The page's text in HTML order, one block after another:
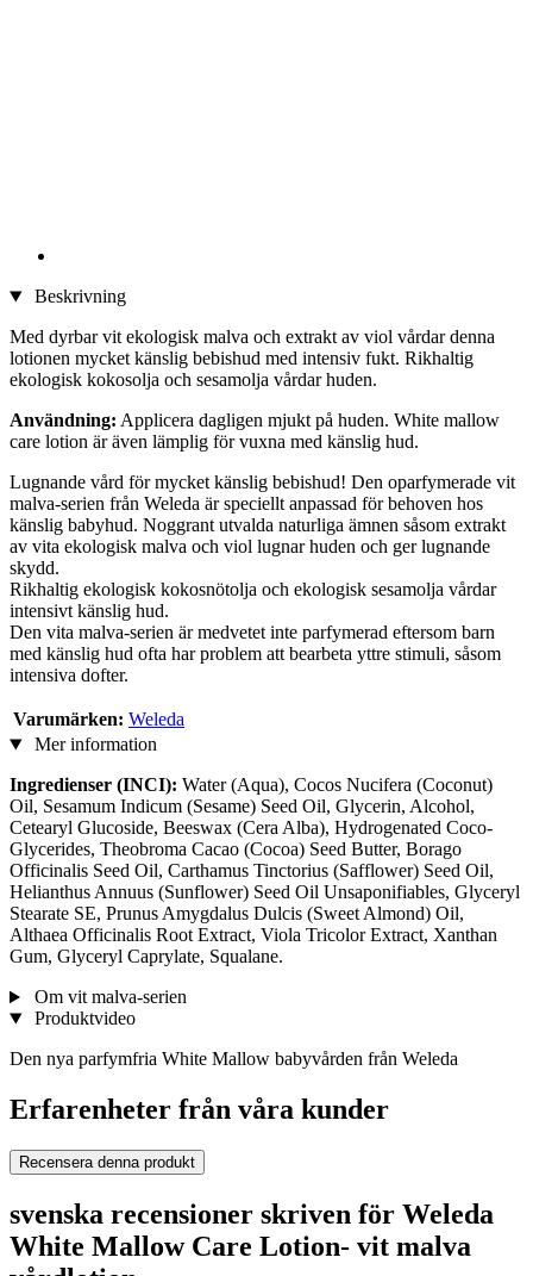
Beskrivning
Med dyrbar vit ekologisk malva och extrakt av viol vårdar denna
lotionen mycket känslig bebishud med intensiv fukt. Rikhaltig
ekologisk kokosolja och sesamolja vårdar huden.
Användning: Applicera dagligen mjukt på huden. White mallow
care lotion är även lämplig för vuxna med känslig hud.
Lugnande vård för mycket känslig bebishud! Den oparfymerade vit
malva-serien från Weleda är speciellt anpassad för behoven hos
känslig babyhud. Noggrant utvalda naturliga ämnen såsom extrakt
av vita ekologisk malva och viol lugnar huden och ger lugnande
skydd.
Rikhaltig ekologisk kokosnötolja och ekologisk sesamolja vårdar
intensivt känslig hud.
Den vita malva-serien är medvetet inte parfymerad eftersom barn
med känslig hud ofta har problem att bearbeta yttre stimuli, såsom
intensiva dofter.
Varumärken: Weleda
Mer information
Ingredienser (INCI): Water (Aqua), Cocos Nucifera (Coconut)
Oil, Sesamum Indicum (Sesame) Seed Oil, Glycerin, Alcohol,
Cetearyl Glucoside, Beeswax (Cera Alba), Hydrogenated Coco-
Glycerides, Theobroma Cacao (Cocoa) Seed Butter, Borago
Officinalis Seed Oil, Carthamus Tinctorius (Safflower) Seed Oil,
Helianthus Annuus (Sunflower) Seed Oil Unsaponifiables, Glyceryl
Stearate SE, Prunus Amygdalus Dulcis (Sweet Almond) Oil,
Althaea Officinalis Root Extract, Viola Tricolor Extract, Xanthan
Gum, Glyceryl Caprylate, Squalane.
Om vit malva-serien
Produktvideo
Den nya parfymfria White Mallow babyvården från Weleda
Erfarenheter från våra kunder
Recensera denna produkt
svenska recensioner skriven för Weleda
White Mallow Care Lotion- vit malva